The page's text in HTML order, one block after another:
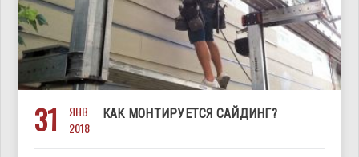
31
ЯНВ
2018
КАК МОНТИРУЕТСЯ САЙДИНГ?